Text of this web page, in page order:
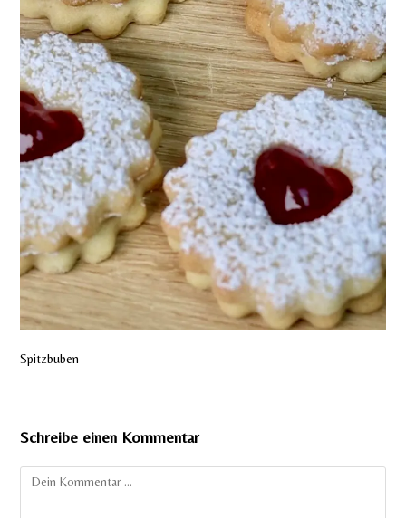
Spitzbuben
Schreibe einen Kommentar
Kommentar